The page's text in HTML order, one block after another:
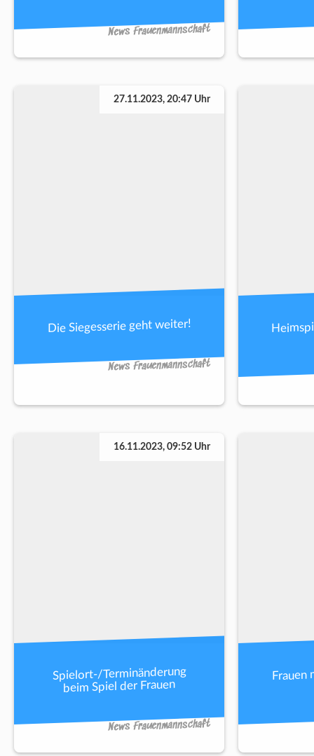
News Frauenmannschaft
27.11.2023, 20:47 Uhr
Die Siegesserie geht weiter!
News Frauenmannschaft
16.11.2023, 09:52 Uhr
Spielort-/Terminänderung
beim Spiel der Frauen
News Frauenmannschaft
Frauen